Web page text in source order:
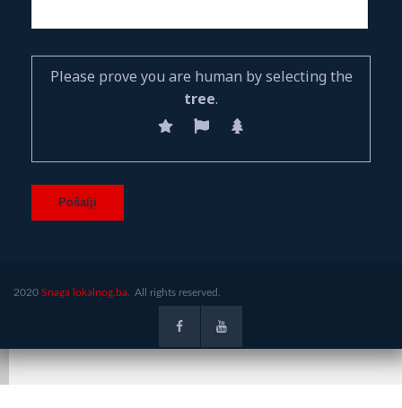
Please prove you are human by selecting the
tree.
2020 Snaga lokalnog.ba. All rights reserved.